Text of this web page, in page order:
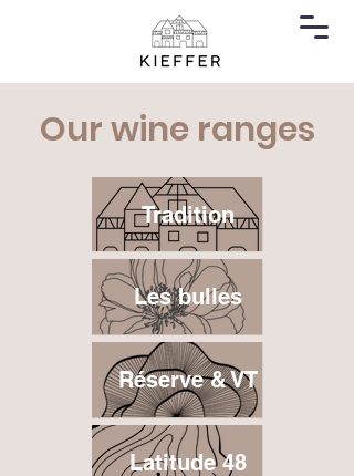
Our wine ranges
Tradition
Les bulles
Réserve & VT
Latitude 48